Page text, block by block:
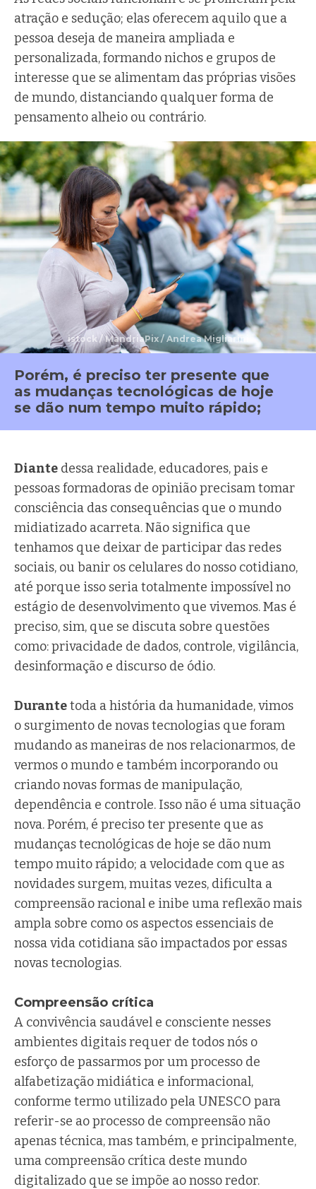
atração e sedução; elas oferecem aquilo que a
pessoa deseja de maneira ampliada e
personalizada, formando nichos e grupos de
interesse que se alimentam das próprias visões
de mundo, distanciando qualquer forma de
pensamento alheio ou contrário.
istock / MandriaPix / Andrea Migliarini
Porém, é preciso ter presente que
as mudanças tecnológicas de hoje
se dão num tempo muito rápido;
Diante dessa realidade, educadores, pais e
pessoas formadoras de opinião precisam tomar
consciência das consequências que o mundo
midiatizado acarreta. Não significa que
tenhamos que deixar de participar das redes
sociais, ou banir os celulares do nosso cotidiano,
até porque isso seria totalmente impossível no
estágio de desenvolvimento que vivemos. Mas é
preciso, sim, que se discuta sobre questões
como: privacidade de dados, controle, vigilância,
desinformação e discurso de ódio.
Durantetoda a história da humanidade, vimos
o surgimento de novas tecnologias que foram
mudando as maneiras de nos relacionarmos, de
vermos o mundo e também incorporando ou
criando novas formas de manipulação,
dependência e controle. Isso não é uma situação
nova. Porém, é preciso ter presente que as
mudanças tecnológicas de hoje se dão num
tempo muito rápido; a velocidade com que as
novidades surgem, muitas vezes, dificulta a
compreensão racional e inibe uma reflexão mais
ampla sobre como os aspectos essenciais de
nossa vida cotidiana são impactados por essas
novas tecnologias.
Compreensão crítica
A convivência saudável e consciente nesses
ambientes digitais requer de todos nós o
esforço de passarmos por um processo de
alfabetização midiática e informacional,
conforme termo utilizado pela UNESCO para
referir-se ao processo de compreensão não
apenas técnica, mas também, e principalmente,
uma compreensão crítica deste mundo
digitalizado que se impõe ao nosso redor.